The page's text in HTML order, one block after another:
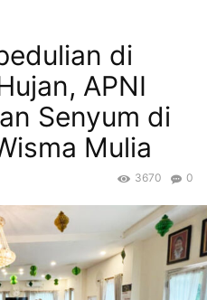
di
APNI
Senyum di
Mulia
0
3670